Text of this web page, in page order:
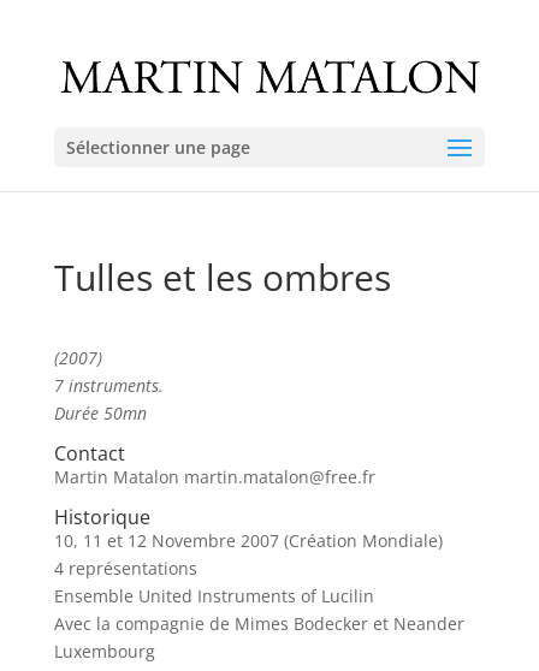
Sélectionner une page
Tulles et les ombres
(2007)
7 instruments.
Durée 50mn
Contact
Martin Matalon martin.matalon@free.fr
Historique
10, 11 et 12 Novembre 2007 (Création Mondiale)
4 représentations
Ensemble United Instruments of Lucilin
Avec la compagnie de Mimes Bodecker et Neander
Luxembourg